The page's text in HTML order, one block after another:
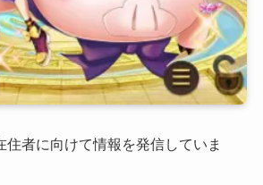
住者に向けて情報を発信していま